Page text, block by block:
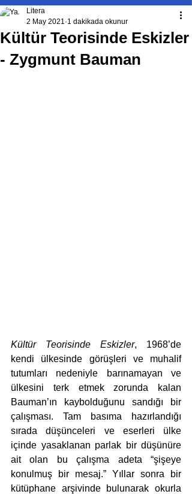
Kültür Teorisinde Eskizler
- Zygmunt Bauman
Litera
2 May 2021 1 dakikada okunur
Kültür Teorisinde Eskizler, 1968’de
kendi ülkesinde görüşleri ve muhalif
tutumları nedeniyle barınamayan ve
ülkesini terk etmek zorunda kalan
Bauman’ın kaybolduğunu sandığı bir
çalışması. Tam basıma hazırlandığı
sırada düşünceleri ve eserleri ülke
içinde yasaklanan parlak bir düşünüre
ait olan bu çalışma adeta “şişeye
konulmuş bir mesaj.” Yıllar sonra bir
kütüphane arşivinde bulunarak okurla